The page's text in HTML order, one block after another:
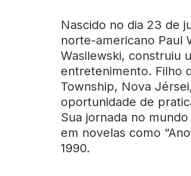
Nascido no dia 23 de
norte-americano Paul
Wasilewski, construiu
entretenimento. Filho
Township, Nova
oportunidade de
Sua jornada no
em novelas como
1990.